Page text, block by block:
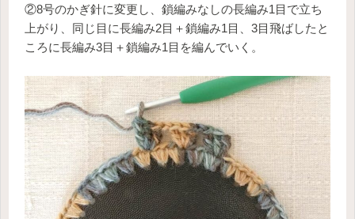
②8号のかぎ針に変更し、鎖編みなしの長編み1目で立ち
上がり、同じ目に長編み2目＋鎖編み1目、3目飛ばしたと
ころに長編み3目＋鎖編み1目を編んでいく。